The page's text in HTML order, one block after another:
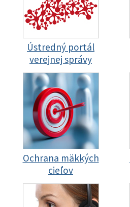
Ústredný portál
verejnej správy
Ochrana mäkkých
cieľov